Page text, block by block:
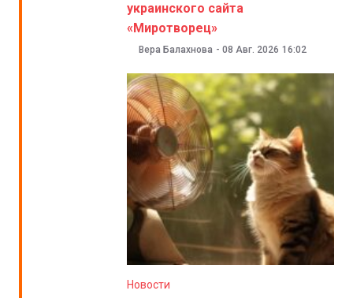
украинского сайта
«Миротворец»
Вера Балахнова - 08 Авг. 2026 16:02
Новости